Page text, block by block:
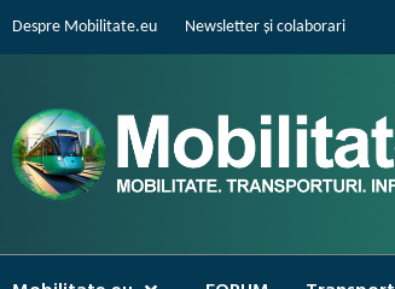
Despre Mobilitate.eu Newsletter și colaborari